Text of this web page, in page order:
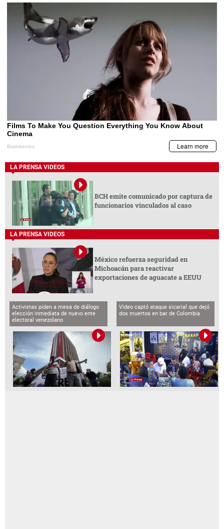
LA PRENSA VIDEOS
BCH emite comunicado por captura de
funcionarios vinculados al caso
México refuerza seguridad en
Michoacán para reactivar
Activistas piden a mesa de diálogo
elección inmediata de nuevo ente
electoral venezolano
dos muertos en bar de Colombia